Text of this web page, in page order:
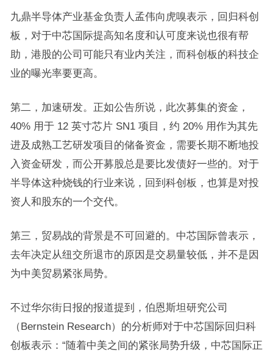
九鼎半导体产业基金负责人孟伟向虎嗅表示，回归科创
板，对于中芯国际提高知名度和认可度来说也很有帮
助，港股的公司可能只有业内关注，而科创板的科技企
业的曝光率要更高。
第二，加速研发。正如公告所说，此次募集的资金，
40% 用于 12 英寸芯片 SN1 项目，约 20% 用作为其先
进及成熟工艺研发项目的储备资金，需要长期不断地投
入资金研发，而公开募股总是要比发债好一些的。对于
半导体这种烧钱的行业来说，回到科创板，也算是对投
资人和股东的一个交代。
第三，贸易战的背景是不可回避的。中芯国际曾表示，
去年决定从纽交所退市的原因是交易量较低，并不是因
为中美贸易紧张局势。
不过华尔街日报的报道提到，伯恩斯坦研究公司
（Bernstein Research）的分析师对于中芯国际回归科
创板表示：“随着中美之间的紧张局势升级，中芯国际正